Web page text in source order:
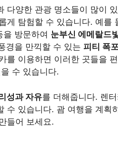
다양한 관광 명소들이 많이
게 탐험할 수 있습니다. 예
방문하여 눈부신 에메랄드
경을 만끽할 수 있는 피티 폭
를 이용하면 이러한 곳들을
수 있습니다.
성과 자유를 더해줍니다. 렌
수 있습니다. 괌 여행을 계획
들어 보세요.